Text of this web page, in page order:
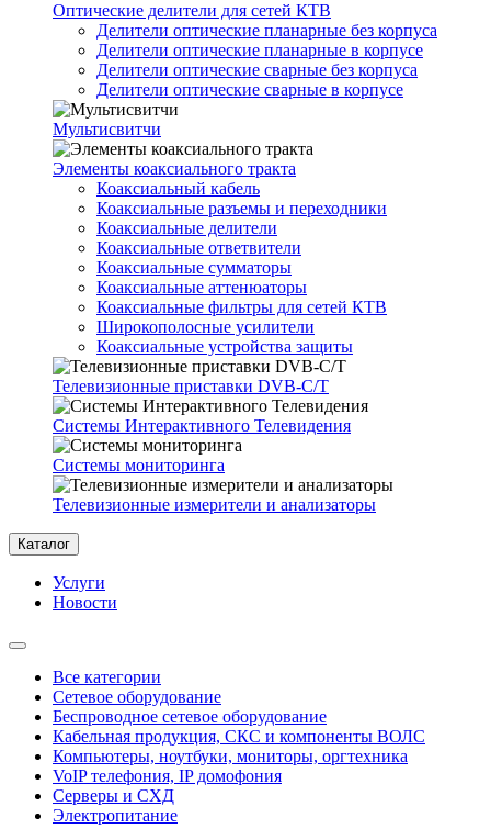
Оптические делители для сетей КТВ
Делители оптические планарные без корпуса
Делители оптические планарные в корпусе
Делители оптические сварные без корпуса
Делители оптические сварные в корпусе
Мультисвитчи
Элементы коаксиального тракта
Коаксиальный кабель
Коаксиальные разъемы и переходники
Коаксиальные делители
Коаксиальные ответвители
Коаксиальные сумматоры
Коаксиальные аттенюаторы
Коаксиальные фильтры для сетей КТВ
Широкополосные усилители
Коаксиальные устройства защиты
Телевизионные приставки DVB-C/T
Системы Интерактивного Телевидения
Системы мониторинга
Телевизионные измерители и анализаторы
Каталог
Услуги
Новости
Все категории
Сетевое оборудование
Беспроводное сетевое оборудование
Кабельная продукция, СКС и компоненты ВОЛС
Компьютеры, ноутбуки, мониторы, оргтехника
VoIP телефония, IP домофония
Серверы и СХД
Электропитание